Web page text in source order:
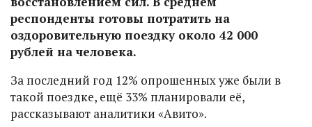
респонденты готовы потратить на
оздоровительную поездку около 42 000
рублей на человека.
За последний год 12% опрошенных уже были в
такой поездке, ещё 33% планировали её,
рассказывают аналитики «Авито».